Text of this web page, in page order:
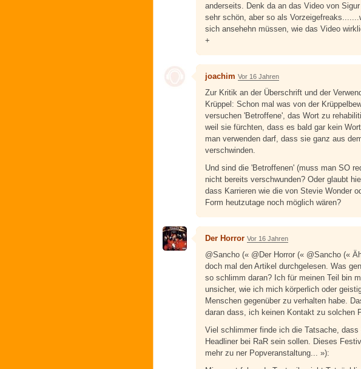
anderseits. Denk da an das Video von
sehr schön, aber so als
sich ansehehn müssen, wie das Video
+
joachim Vor 16 Jahren
Zur Kritik an der Überschrift und der
Krüppel: Schon mal was von der
versuchen 'Betroffene', das Wort zu
weil sie fürchten, dass es bald gar kein
man verwenden darf, dass sie ganz aus
verschwinden.
Und sind die 'Betroffenen' (muss man SO
nicht bereits verschwunden? Oder glaubt
dass Karrieren wie die von Stevie Wonder
Form heutzutage noch möglich wären?
Der Horror Vor 16 Jahren
@Sancho (« @Der Horror (« @Sancho («
doch mal den Artikel durchgelesen. Was
so schlimm daran? Ich für meinen Teil bin
unsicher, wie ich mich körperlich oder
Menschen gegenüber zu verhalten habe.
daran dass, ich keinen Kontakt zu solchen
Viel schlimmer finde ich die Tatsache,
Headliner bei RaR sein sollen. Dieses
mehr zu ner Popveranstaltung... »):